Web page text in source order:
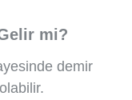
mi?
demir